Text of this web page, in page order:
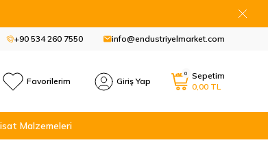
+90 534 260 7550 info@endustriyelmarket.com
Favorilerim Giriş Yap
0
Sepetim
0,00 TL
Malzemeleri